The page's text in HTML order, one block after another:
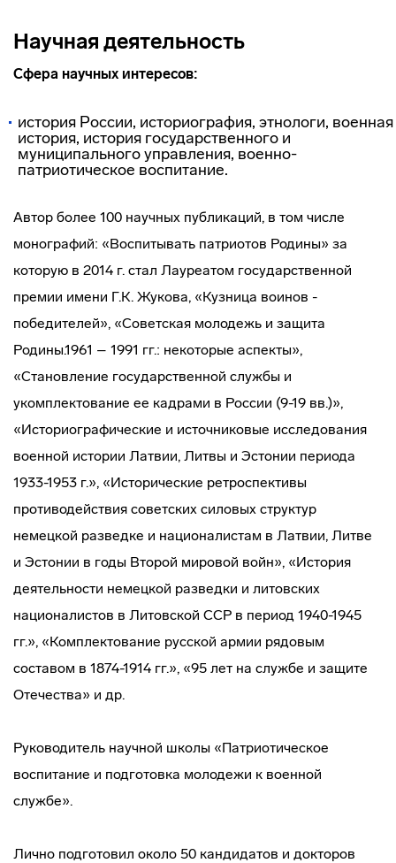
Научная деятельность
Сфера научных интересов:
история России, историография, этнологи, военная
история, история государственного и
муниципального управления, военно-
патриотическое воспитание.
Автор более 100 научных публикаций, в том числе
монографий: «Воспитывать патриотов Родины» за
которую в 2014 г. стал Лауреатом государственной
премии имени Г.К. Жукова, «Кузница воинов -
победителей», «Советская молодежь и защита
Родины.1961 – 1991 гг.: некоторые аспекты»,
«Становление государственной службы и
укомплектование ее кадрами в России (9-19 вв.)»,
«Историографические и источниковые исследования
военной истории Латвии, Литвы и Эстонии периода
1933-1953 г.», «Исторические ретроспективы
противодействия советских силовых структур
немецкой разведке и националистам в Латвии, Литве
и Эстонии в годы Второй мировой войн», «История
деятельности немецкой разведки и литовских
националистов в Литовской ССР в период 1940-1945
гг.», «Комплектование русской армии рядовым
составом в 1874-1914 гг.», «95 лет на службе и защите
Отечества» и др.
Руководитель научной школы «Патриотическое
воспитание и подготовка молодежи к военной
службе».
Лично подготовил около 50 кандидатов и докторов